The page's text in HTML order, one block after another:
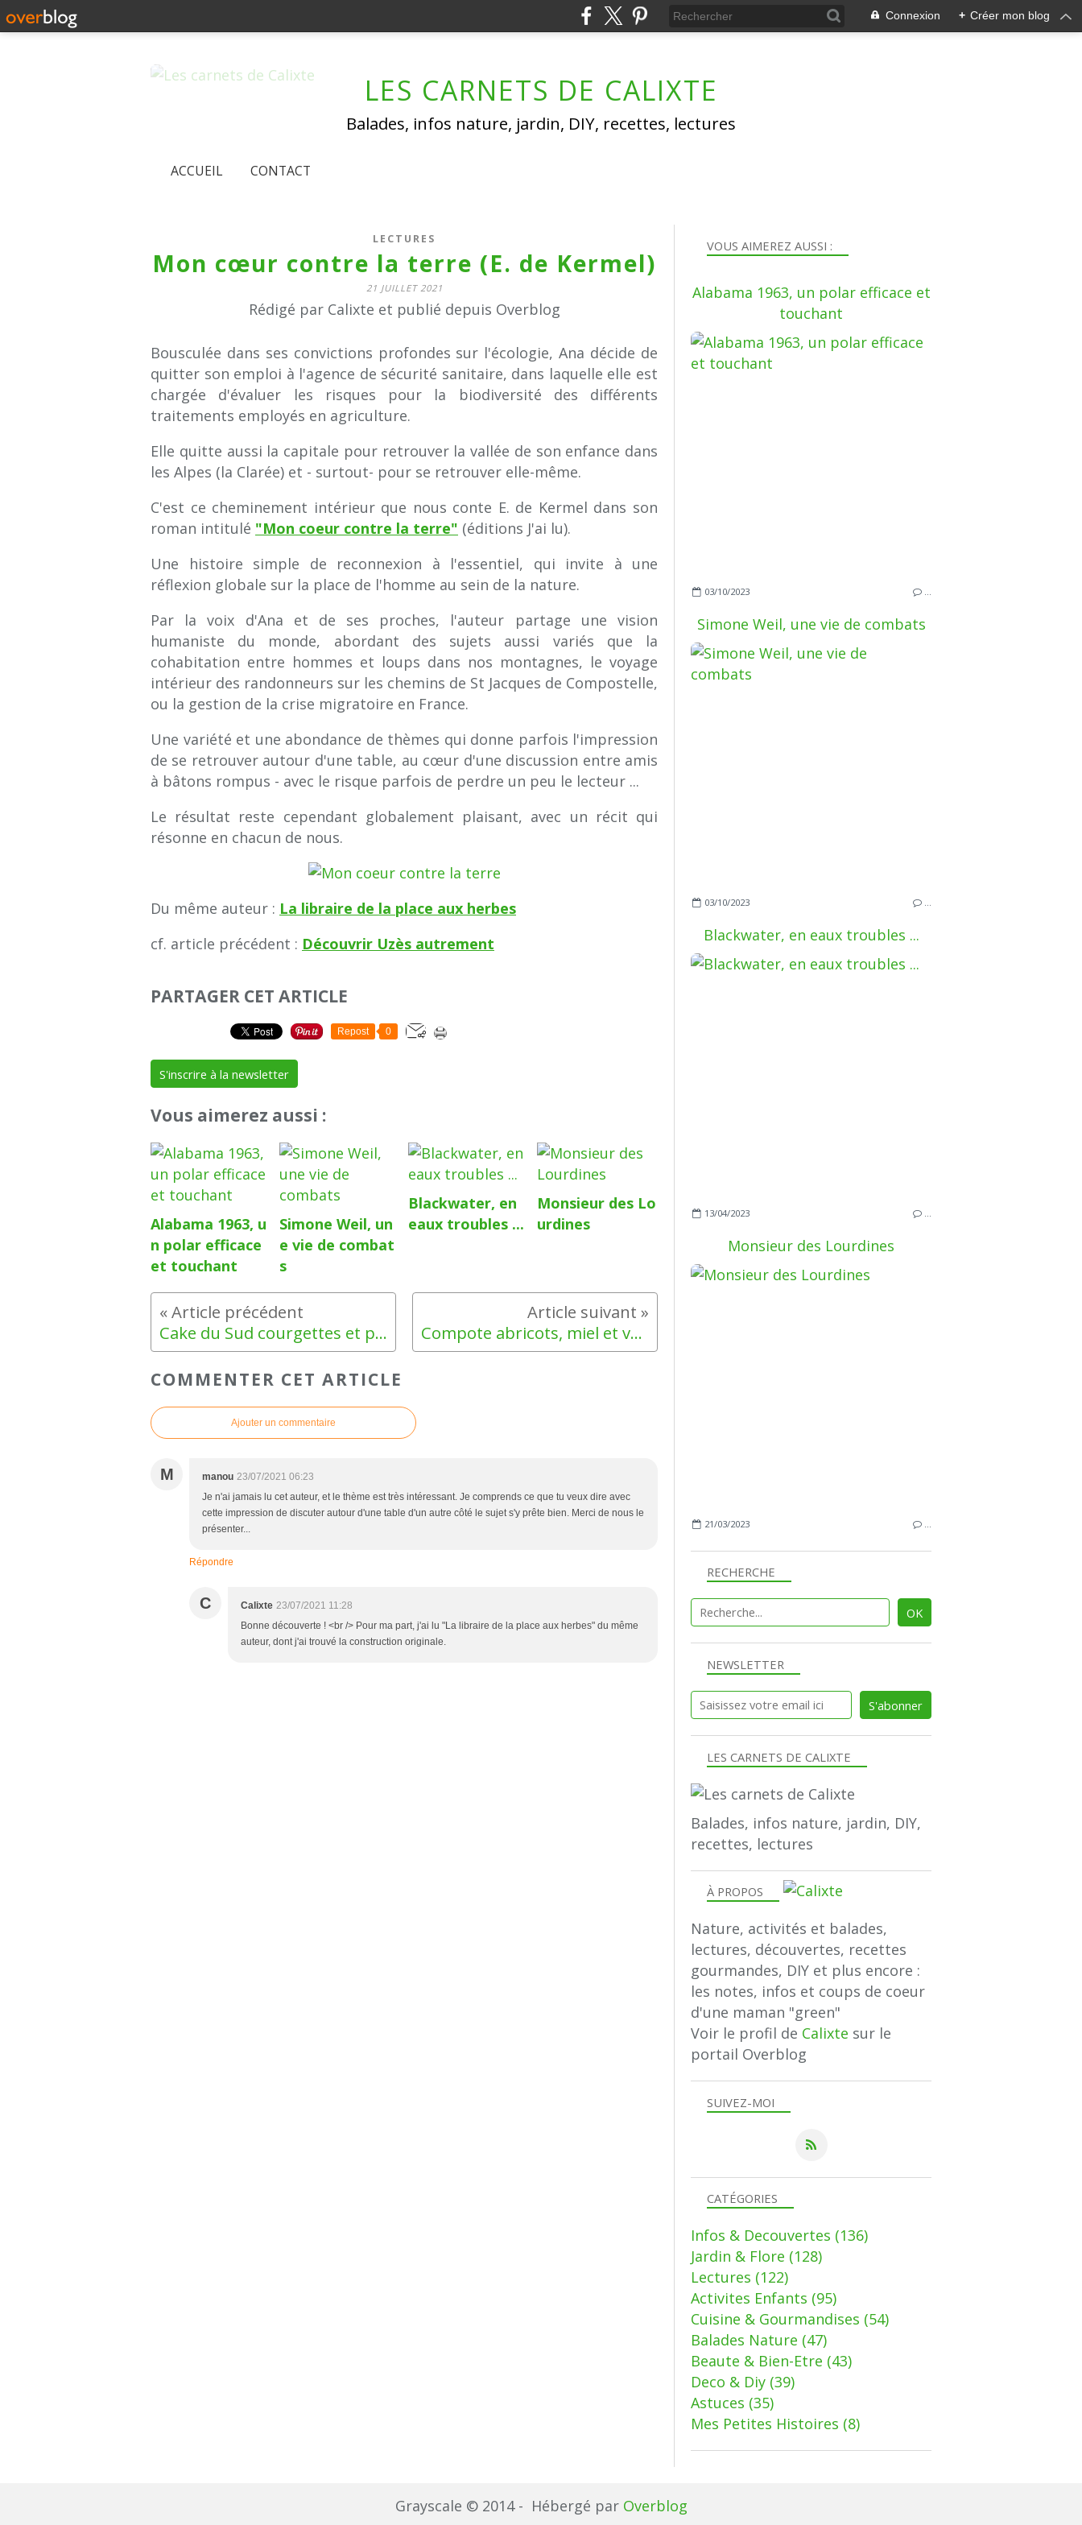
Connexion + Créer mon blog
LES CARNETS DE CALIXTE
Balades, infos nature, jardin, DIY, recettes, lectures
ACCUEIL CONTACT
LECTURES
Mon cœur contre la terre (E. de Kermel)
21 JUILLET 2021
Rédigé par Calixte et publié depuis Overblog
Bousculée dans ses convictions profondes sur l'écologie, Ana décide de
quitter son emploi à l'agence de sécurité sanitaire, dans laquelle elle est
chargée d'évaluer les risques pour la biodiversité des différents
traitements employés en agriculture.
Elle quitte aussi la capitale pour retrouver la vallée de son enfance dans
les Alpes (la Clarée) et - surtout- pour se retrouver elle-même.
C'est ce cheminement intérieur que nous conte E. de Kermel dans son
roman intitulé "Mon coeur contre la terre" (éditions J'ai lu).
Une histoire simple de reconnexion à l'essentiel, qui invite à une
réflexion globale sur la place de l'homme au sein de la nature.
Par la voix d'Ana et de ses proches, l'auteur partage une vision
humaniste du monde, abordant des sujets aussi variés que la
cohabitation entre hommes et loups dans nos montagnes, le voyage
intérieur des randonneurs sur les chemins de St Jacques de Compostelle,
ou la gestion de la crise migratoire en France.
Une variété et une abondance de thèmes qui donne parfois l'impression
de se retrouver autour d'une table, au cœur d'une discussion entre amis
à bâtons rompus - avec le risque parfois de perdre un peu le lecteur ...
Le résultat reste cependant globalement plaisant, avec un récit qui
résonne en chacun de nous.
Du même auteur : La libraire de la place aux herbes
cf. article précédent : Découvrir Uzès autrement
PARTAGER CET ARTICLE
Repost 0
S'inscrire à la newsletter
Vous aimerez aussi :
Alabama 1963, u
n polar efficace
et touchant
Simone Weil, un
e vie de combat
s
Blackwater, en
eaux troubles ...
Monsieur des Lo
urdines
Cake du Sud courgettes et pélardon Compote abricots, miel et verveine
COMMENTER CET ARTICLE
Ajouter un commentaire
M manou 23/07/2021 06:23
Je n'ai jamais lu cet auteur, et le thème est très intéressant. Je comprends ce que tu veux dire avec
cette impression de discuter autour d'une table d'un autre côté le sujet s'y prête bien. Merci de nous le
présenter...
Répondre
C Calixte 23/07/2021 11:28
Bonne découverte ! <br /> Pour ma part, j'ai lu "La libraire de la place aux herbes" du même
auteur, dont j'ai trouvé la construction originale.
NEWSLETTER
SUIVEZ-MOI
RECHERCHE
LES CARNETS DE CALIXTE
Balades, infos nature, jardin, DIY,
recettes, lectures
À PROPOS
Nature, activités et balades,
lectures, découvertes, recettes
gourmandes, DIY et plus encore :
les notes, infos et coups de coeur
d'une maman "green"
Voir le profil de Calixte sur le
portail Overblog
VOUS AIMEREZ AUSSI :
Alabama 1963, un polar efficace et
touchant
03/10/2023
Simone Weil, une vie de combats
03/10/2023
Blackwater, en eaux troubles ...
13/04/2023
Monsieur des Lourdines
21/03/2023
CATÉGORIES
Infos & Decouvertes (136)
Jardin & Flore (128)
Lectures (122)
Activites Enfants (95)
Cuisine & Gourmandises (54)
Balades Nature (47)
Beaute & Bien-Etre (43)
Deco & Diy (39)
Astuces (35)
Mes Petites Histoires (8)
Grayscale © 2014 - Hébergé par Overblog